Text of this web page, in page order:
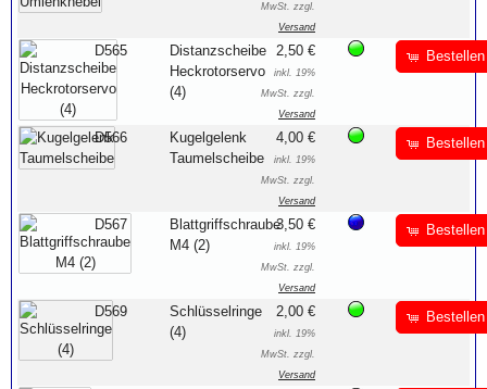
MwSt. zzgl.
Versand
D565
Distanzscheibe
Heckrotorservo
(4)
2,50 €
inkl. 19%
MwSt. zzgl.
Versand
Bestellen
D566
Kugelgelenk
Taumelscheibe
4,00 €
inkl. 19%
MwSt. zzgl.
Versand
Bestellen
D567
Blattgriffschraube
M4 (2)
3,50 €
inkl. 19%
MwSt. zzgl.
Versand
Bestellen
D569
Schlüsselringe
(4)
2,00 €
inkl. 19%
MwSt. zzgl.
Versand
Bestellen